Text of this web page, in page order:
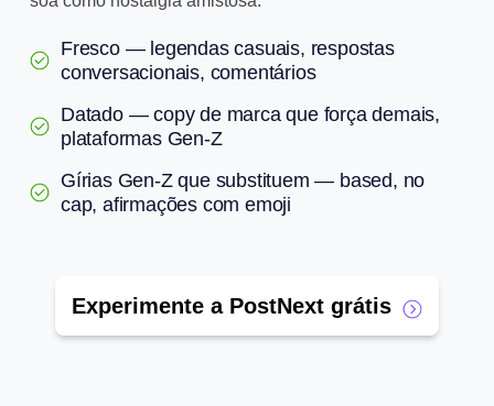
Fresco — legendas casuais, respostas
conversacionais, comentários
Datado — copy de marca que força demais,
plataformas Gen-Z
Gírias Gen-Z que substituem — based, no
cap, afirmações com emoji
Experimente a PostNext grátis